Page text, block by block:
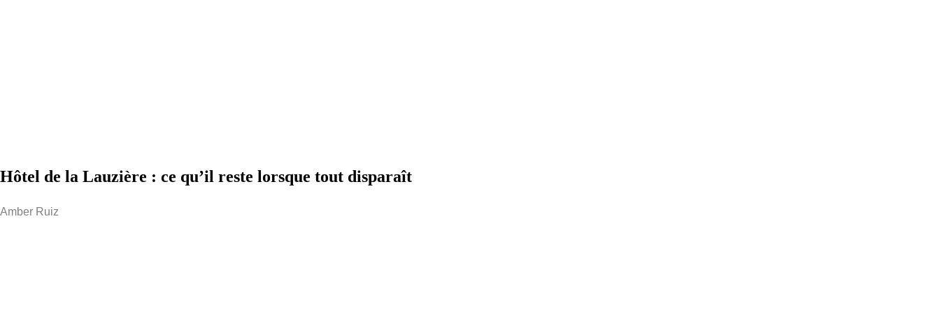
Hôtel de la Lauzière : ce qu’il reste lorsque tout disparaît
Amber Ruiz